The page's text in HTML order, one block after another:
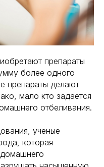
препараты
более одного
препараты делают
мало кто задается
отбеливания.
ученые
которая